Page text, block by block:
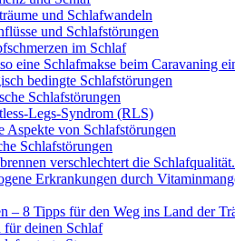
und Schlafwandeln
und Schlafstörungen
im Schlaf
eine Schlafmakse beim Caravaning
bedingte Schlafstörungen
Schlafstörungen
Legs-Syndrom (RLS)
Aspekte von Schlafstörungen
Schlafstörungen
verschlechtert die Schlafqualität.
Erkrankungen durch
– 8 Tipps für den Weg ins Land der
für deinen Schlaf